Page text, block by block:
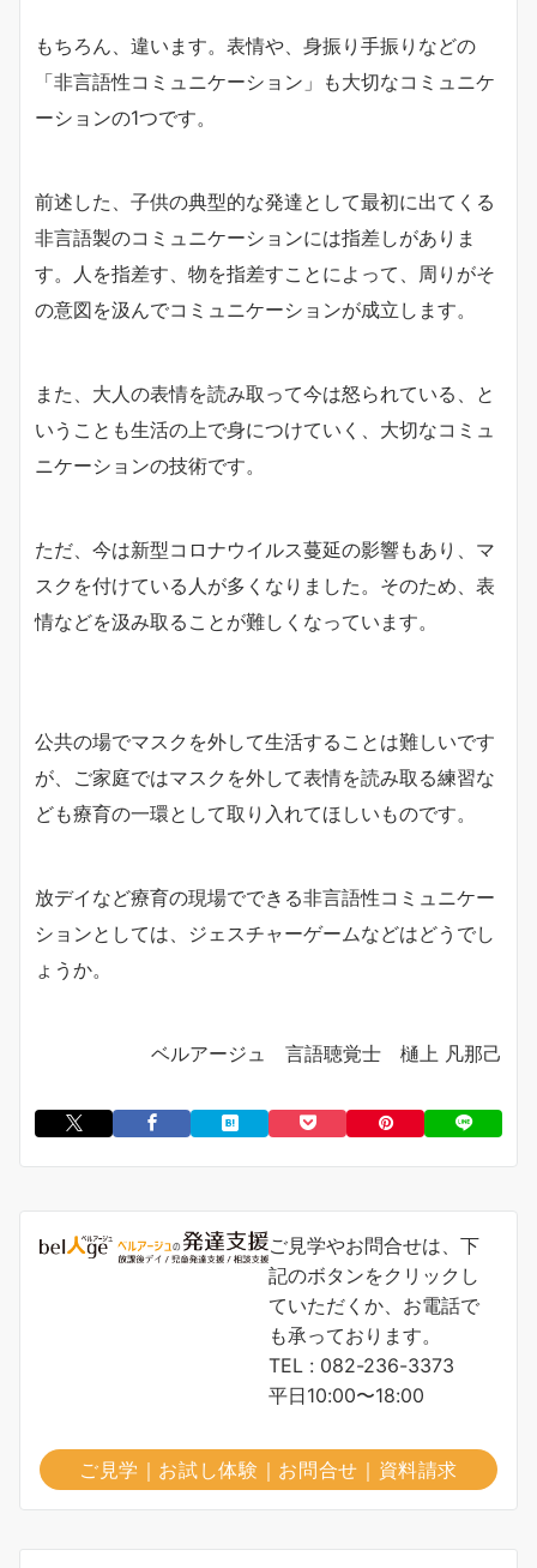
もちろん、違います。表情や、身振り手振りなどの
「非言語性コミュニケーション」も大切なコミュニケ
ーションの1つです。
前述した、子供の典型的な発達として最初に出てくる
非言語製のコミュニケーションには指差しがありま
す。人を指差す、物を指差すことによって、周りがそ
の意図を汲んでコミュニケーションが成立します。
また、大人の表情を読み取って今は怒られている、と
いうことも生活の上で身につけていく、大切なコミュ
ニケーションの技術です。
ただ、今は新型コロナウイルス蔓延の影響もあり、マ
スクを付けている人が多くなりました。そのため、表
情などを汲み取ることが難しくなっています。
公共の場でマスクを外して生活することは難しいです
が、ご家庭ではマスクを外して表情を読み取る練習な
ども療育の一環として取り入れてほしいものです。
放デイなど療育の現場でできる非言語性コミュニケー
ションとしては、ジェスチャーゲームなどはどうでし
ょうか。
ベルアージュ 言語聴覚士 樋上 凡那己
ご見学やお問合せは、下
記のボタンをクリックし
ていただくか、お電話で
も承っております。
TEL : 082-236-3373
平日10:00〜18:00
ご見学｜お試し体験｜お問合せ｜資料請求